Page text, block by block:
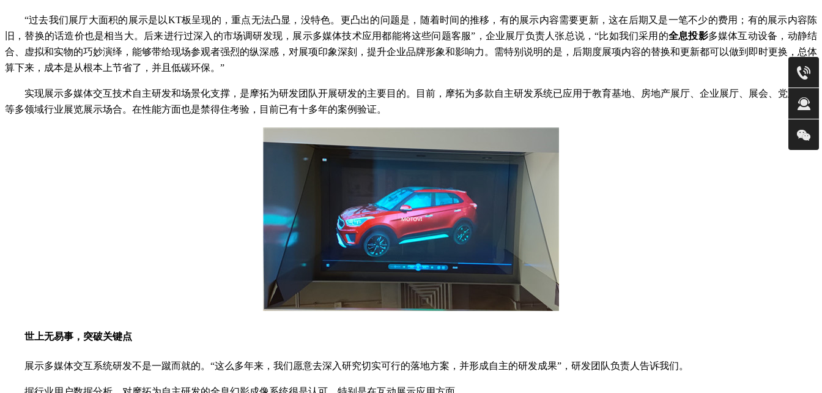
“过去我们展厅大面积的展示是以KT板呈现的，重点无法凸显，没特色。更凸出的问题是，随着时间的推移，有的展示内容需要更新，这在后期又是一笔不少的费用；有的展示内容陈
旧，替换的话造价也是相当大。后来进行过深入的市场调研发现，展示多媒体技术应用都能将这些问题客服”，企业展厅负责人张总说，“比如我们采用的全息投影多媒体互动设备，动静结
合、虚拟和实物的巧妙演绎，能够带给现场参观者强烈的纵深感，对展项印象深刻，提升企业品牌形象和影响力。需特别说明的是，后期度展项内容的替换和更新都可以做到即时更换，总体
算下来，成本是从根本上节省了，并且低碳环保。”
实现展示多媒体交互技术自主研发和场景化支撑，是摩拓为研发团队开展研发的主要目的。目前，摩拓为多款自主研发系统已应用于教育基地、房地产展厅、企业展厅、展会、党建展厅
等多领域行业展览展示场合。在性能方面也是禁得住考验，目前已有十多年的案例验证。
世上无易事，突破关键点
展示多媒体交互系统研发不是一蹴而就的。“这么多年来，我们愿意去深入研究切实可行的落地方案，并形成自主的研发成果”，研发团队负责人告诉我们。